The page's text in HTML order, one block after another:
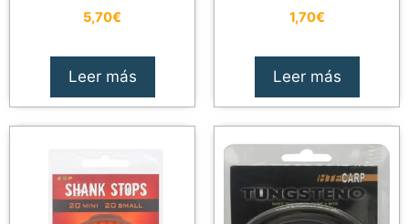
5,70€
Leer más
1,70€
Leer más